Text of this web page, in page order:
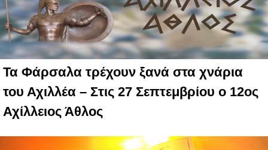
Τα Φάρσαλα τρέχουν ξανά στα χνάρια
του Αχιλλέα – Στις 27 Σεπτεμβρίου ο 12ος
Αχίλλειος Άθλος